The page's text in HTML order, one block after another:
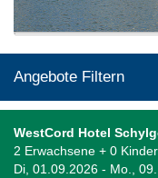
Angebote Filtern
WestCord Hotel
2 Erwachsene + 0 Kinder
Di, 01.09.2026 - Mo.,